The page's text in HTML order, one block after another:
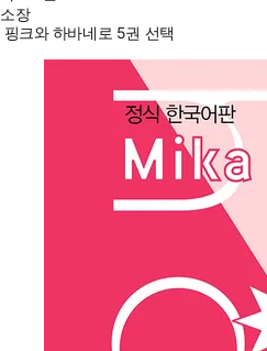
소장
핑크와 하바네로 5권 선택